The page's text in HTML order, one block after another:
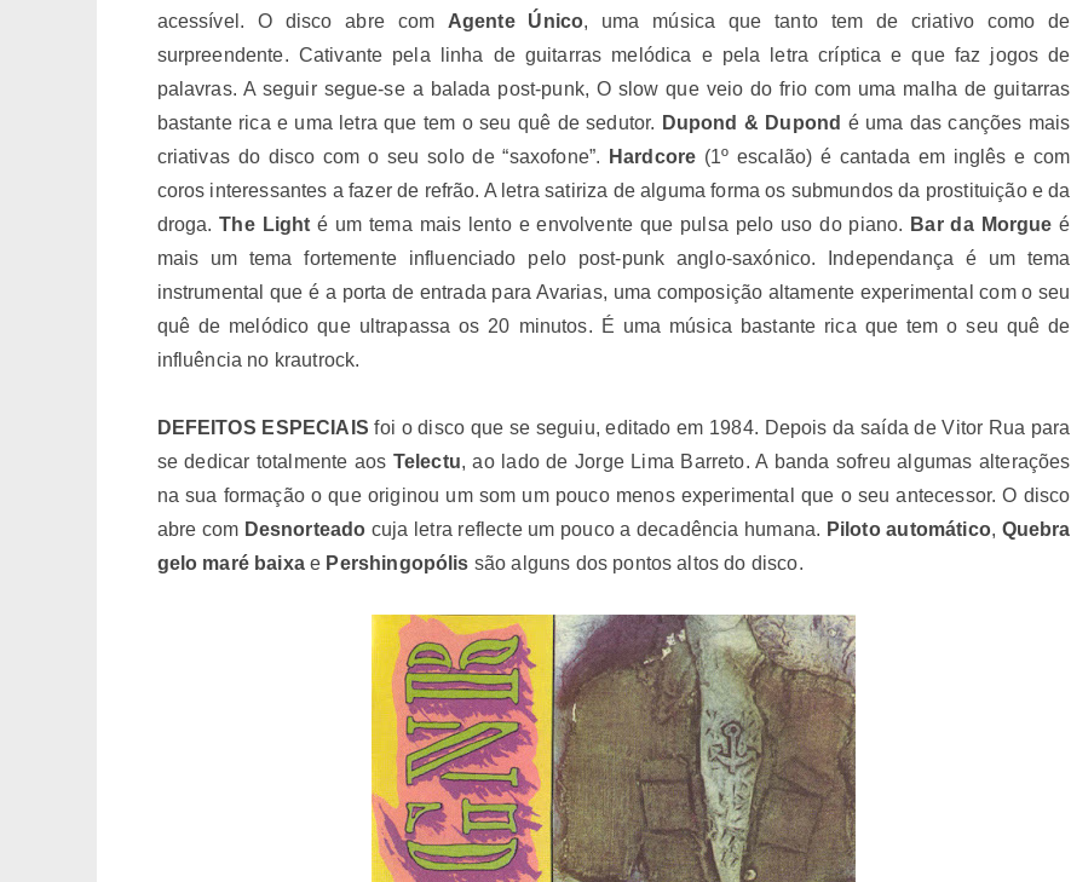
acessível. O disco abre com Agente Único, uma música que tanto tem de criativo como de
surpreendente. Cativante pela linha de guitarras melódica e pela letra críptica e que faz jogos de
palavras. A seguir segue-se a balada post-punk, O slow que veio do frio com uma malha de guitarras
bastante rica e uma letra que tem o seu quê de sedutor. Dupond & Dupond é uma das canções mais
criativas do disco com o seu solo de “saxofone”.
Hardcore (1º escalão) é cantada em inglês e com
coros interessantes a fazer de refrão. A letra satiriza de alguma forma os submundos da prostituição e da
droga.The Light é um tema mais lento e envolvente que pulsa pelo uso do piano. Bar da Morgue é
mais um tema fortemente influenciado pelo post-punk anglo-saxónico. Independança é um tema
instrumental que é a porta de entrada para Avarias, uma composição altamente experimental com o seu
quê de melódico que ultrapassa os 20 minutos. É uma música bastante rica que tem o seu quê de
influência no krautrock.
DEFEITOS ESPECIAIS foi o disco que se seguiu, editado em 1984. Depois da saída de Vitor Rua para
se dedicar totalmente aos Telectu, ao lado de Jorge Lima Barreto. A banda sofreu algumas alterações
na sua formação o que originou um som um pouco menos experimental que o seu antecessor. O disco
abre com Desnorteado cuja letra reflecte um pouco a decadência humana. Piloto automático, Quebra
gelo maré baixae Pershingopólis são alguns dos pontos altos do disco.